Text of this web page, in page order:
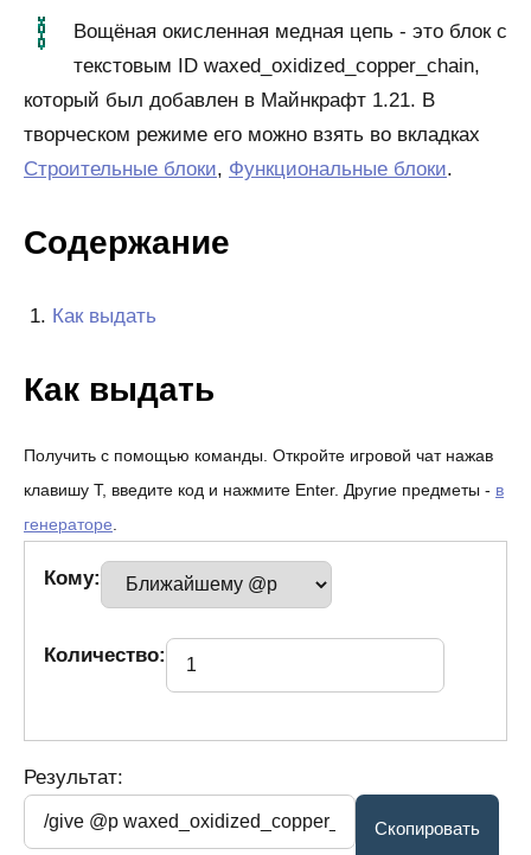
Вощёная окисленная медная цепь - это блок с
текстовым ID waxed_oxidized_copper_chain,
который был добавлен в Майнкрафт 1.21. В
творческом режиме его можно взять во вкладках
Строительные блоки, Функциональные блоки.
Содержание
Как выдать
Как выдать
Получить с помощью команды. Откройте игровой чат нажав
клавишу T, введите код и нажмите Enter. Другие предметы - в
генераторе.
Кому:
Количество:
Результат: